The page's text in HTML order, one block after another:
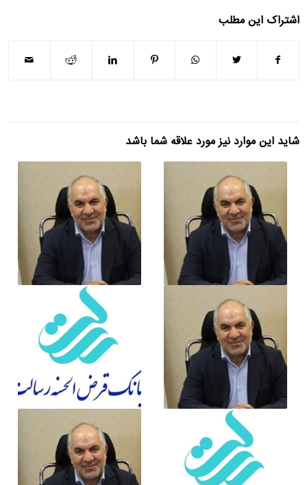
اشتراک این مطلب
شاید این موارد نیز مورد علاقه شما باشد